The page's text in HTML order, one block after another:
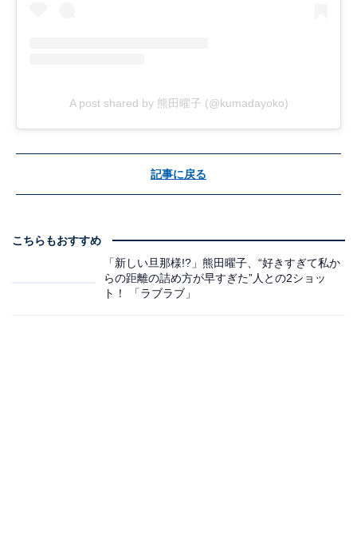
A post shared by 熊田曜子 (@kumadayoko)
記事に戻る
こちらもおすすめ
「新しい旦那様!?」熊田曜子、“好きすぎて私か
らの距離の詰め方が早すぎた”人との2ショッ
ト！ 「ラブラブ」